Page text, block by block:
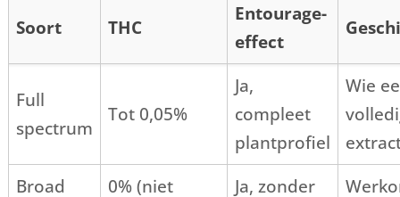
Soort THC
Entourage-
effect
Full
spectrum
Tot 0,05%
Ja,
compleet
plantprofiel
Wie
Broad
0% (niet
Ja, zonder